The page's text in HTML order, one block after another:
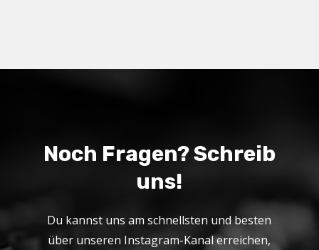
Noch Fragen? Schreib
uns!
Du kannst uns am schnellsten und besten
über unseren Instagram-Kanal erreichen,